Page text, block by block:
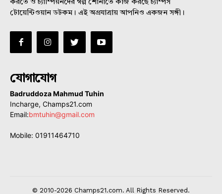
করতে ও চ্যাম্পিয়নদের গল্প শোনাতে কাজ করছে চ্যাম্পস
টোয়েন্টিওয়ান ডটকম। এই অগ্রযাত্রায় আপনিও একজন সঙ্গী।
যোগাযোগ
Badruddoza Mahmud Tuhin
Incharge, Champs21.com
Email:bmtuhin@gmail.com
Mobile: 01911464710
© 2010-2026 Champs21.com. All Rights Reserved.